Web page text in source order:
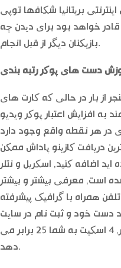
خواهد بود برای دیدن چه
بازیکنان دیگر از قبل انجام.
دست های پوکر رتبه بندی
از بار در حالی که کارت های
به افزایش اعتبار پوکر ویدیو
است, معرفی بیشتر و بیشتر
شما فقط نیاز به ارسال چند اسناد شخصی بیش از و شما نیاز به انجام این کار تنها یک بار, 4 اسکیت به شما 25 برابر می
دهد.